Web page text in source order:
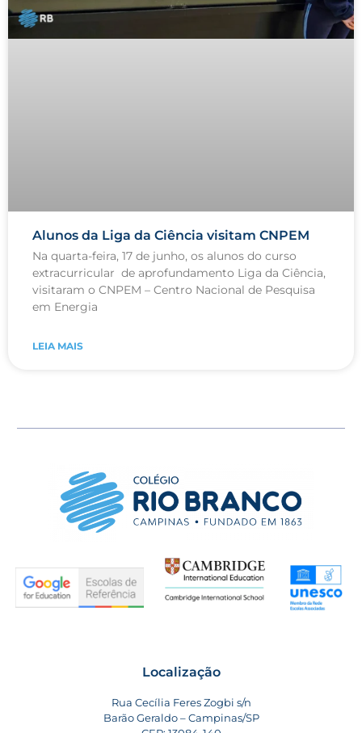
Alunos da Liga da Ciência visitam CNPEM
Na quarta-feira, 17 de junho, os alunos do curso
extracurricular de aprofundamento Liga da Ciência,
visitaram o CNPEM – Centro Nacional de Pesquisa
em Energia
LEIA MAIS
Localização
Rua Cecília Feres Zogbi s/n
Barão Geraldo – Campinas/SP